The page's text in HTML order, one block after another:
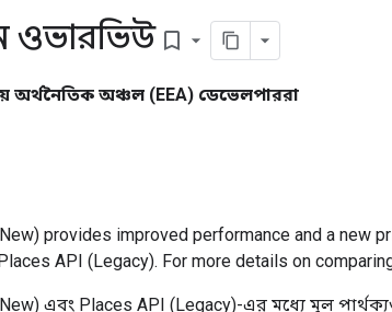
ওভারভিউ bookmark_border
অর্থনৈতিক অঞ্চল (EEA) ডেভেলপাররা
provides improved performance and a new
API (Legacy). For more details on
এবং Places API (Legacy)-এর মধ্যে মূল